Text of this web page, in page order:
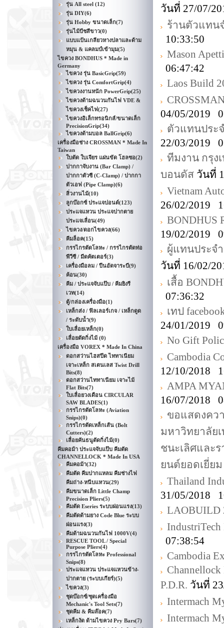
รุ่น All steel (12)
รุ่น DIY(6)
รุ่น Hobby ขนาดเล็ก(7)
รุ่นไม้บีชสีขาว(0)
แบบแป้นเกลียวหางปลาและด้าม
หมุน & แคลมป์เข้ามุม(5)
ไขควง BONDHUS * Made in
Germany
ไขควง รุ่น BasicGrip(59)
ไขควง รุ่น ComfortGrip(4)
ไขควงงานหนัก PowerGrip(25)
ไขควงด้ามฉนวนกันไฟ VDE &
ไขควงเช็คไฟ(27)
ไขควงอิเล็กทรอนิกส์/ขนาดเล็ก
PrecisionGrip(34)
ไขควงด้ามบอล BallGrip(6)
เครื่องมือช่าง CROSSMAN * Made In
Taiwan
ใบตัด ใบเจียร แผ่นขัด โฮลซอ(2)
ปากกาจับงาน (Bar Clamp) /
ปากกาตัวซี (C-Clamp) / ปากกา
ตัวเอฟ (Pipe Clamp)(6)
สิ่วงานไม้(10)
ลูกบ๊อกซ์ ประแจปอนด์(123)
ประแจแหวน ประแจปากตาย
ประแจเลื่อน(49)
ไขควง/ดอกไขควง(66)
คีมล็อค(15)
กรรไกรตัดโลหะ / กรรไกรตัดท่อ
พีวีซี / มีดคัตเตอร์(3)
เครื่องมือลม / ปืนอัดจาระบี(9)
ค้อน(30)
คีม / ประแจจับแป๊บ / คีมยิงรี
เวท(14)
ตู้/กล่องเครื่องมือ(1)
เหล็กส่ง / ฟิลเลอร์เกจ / เหล็กดูด
/ ระดับน้ำ(9)
ใบเลื่อยเหล็ก(0)
เลื่อยตัดกิ่งไม้ (0)
เครื่องมือ VOREX * Made In China
ดอกสว่านไฮสปีด ไททาเนียม
เจาะเหล็ก สเตนเลส Twist Drill
Bits(8)
ดอกสว่านไททาเนียม เจาะไม้
Flat Bits(7)
ใบเลื่อยวงเดือน CIRCULAR
SAW BLADES(1)
กรรไกรตัดโลหะ (Aviation
Snips)(0)
กรรไกรตัดเหล็กเส้น (Bolt
Cutters)(2)
เลื่อยคันธนูตัดกิ่งไม้(0)
คีมคอม้า ประแจจับแป๊บ คีมตัด
CHANNELLOCK * Made In USA
คีมคอม้า(32)
คีมตัด คีมปากแหลม คีมช่างไฟ
คีมถ่าง-หนีบแหวน(29)
คีมขนาดเล็ก Little Champ
Precision Pliers(5)
คีมตัด Eseries ระบบผ่อนแรง(13)
คีมตัดด้ามยาง Code Blue ระบบ
ผ่อนแรง(3)
คีมด้ามฉนวนกันไฟ 1000V(4)
RESCUE TOOL / Special
Purpose Pliers(4)
กรรไกรตัดโลหะ Professional
Snips(8)
ประแจแหวน ประแจแหวนข้าง-
ปากตาย (ระบบเกียร์)(5)
ไขควง(3)
ชุดบ๊อกซ์/ชุดเครื่องมือ
Mechanic's Tool Sets(7)
ชุดคีม & คีมล๊อค(7)
เหล็กงัด ด้ามไขควง Pry Bars(7)
วันที่ 27/07/
ร้านตัวแทน
10:33:50
Mason
06:47:42
Laos Build
04/05/2019
ตัวแทนประจ
22/03/2019
ทีมงาน กรุง
บอนดัส วันที่
Vietnam
26/02/2019
BONDHUS
19/02/2019
ผู้แทนประจำ
วันที่ 16/02/
เสื้อ
07:36:32
เทป
24/01/2019
No Gift
Cambodia
12/10/2018
AMPA
16/07/2018
ขอแสดงคว
มหาวิทยาลัย
ชนะเลิศและ
ยนต์ยอดเยี่ยม
Thailand
31/05/2018
LAOBUILD
07:38:54
Cambodia
P.D.R. วันที่
Intermach
Intermach